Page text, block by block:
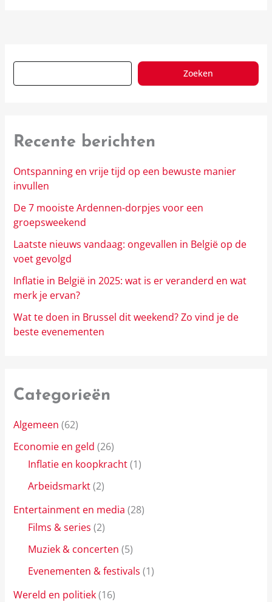
Zoeken
Recente berichten
Ontspanning en vrije tijd op een bewuste manier
invullen
De 7 mooiste Ardennen-dorpjes voor een
groepsweekend
Laatste nieuws vandaag: ongevallen in België op de
voet gevolgd
Inflatie in België in 2025: wat is er veranderd en wat
merk je ervan?
Wat te doen in Brussel dit weekend? Zo vind je de
beste evenementen
Categorieën
Algemeen (62)
Economie en geld (26)
Inflatie en koopkracht(1)
Arbeidsmarkt(2)
Entertainment en media (28)
Films & series (2)
Muziek & concerten (5)
Evenementen & festivals (1)
Wereld en politiek(16)